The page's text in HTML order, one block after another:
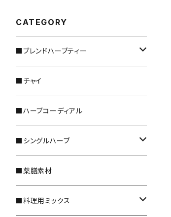
CATEGORY
■ブレンドハーブティー
＊レギュラーサイズ
＊5倍／10倍サイズ
＊ティーバッグ
＊野草茶 阜白
■チャイ
■ハーブコーディアル
■シングルハーブ
全種類
花のハーブ
■薬膳素材
■料理用ミックス